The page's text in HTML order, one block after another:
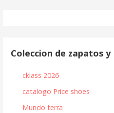
Coleccion de zapatos y
cklass 2026
catalogo Price shoes
Mundo terra